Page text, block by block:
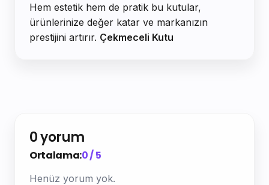
Hem estetik hem de pratik bu kutular,
ürünlerinize değer katar ve markanızın
prestijini artırır. Çekmeceli Kutu
0 yorum
Ortalama:0 / 5
Henüz yorum yok.